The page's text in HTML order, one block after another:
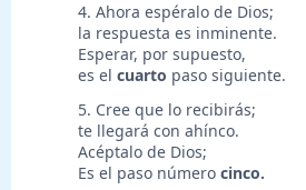
4. Ahora espéralo de Dios;
la respuesta es inminente.
Esperar, por supuesto,
es el cuarto paso siguiente.
5. Cree que lo recibirás;
te llegará con ahínco.
Acéptalo de Dios;
Es el paso número cinco.